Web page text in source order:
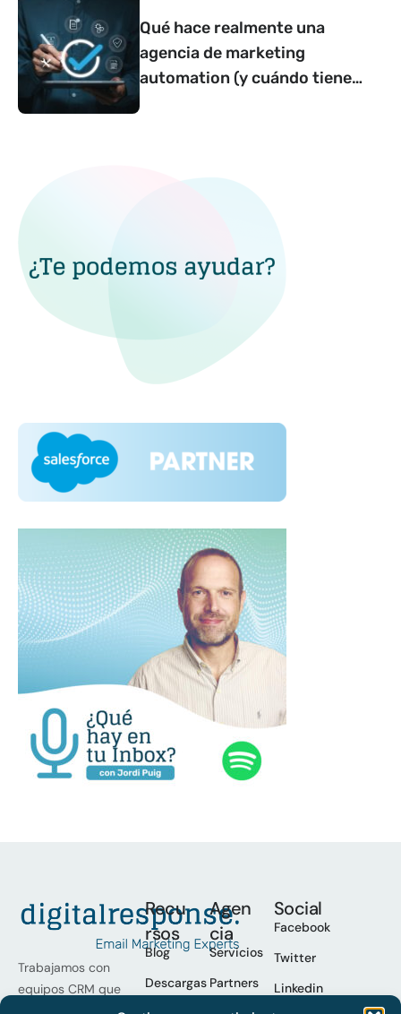
Qué hace realmente una
agencia de marketing
automation (y cuándo tiene
Trabajamos con
equipos CRM que
Recu
rsos
Blog
Descargas
Agen
cia
Servicios
Partners
Social
Facebook
Twitter
Linkedin